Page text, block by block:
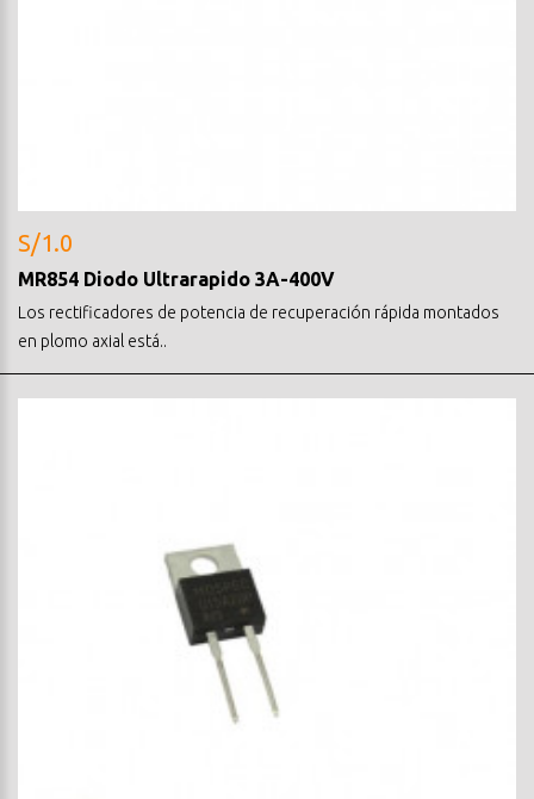
S/1.0
MR854 Diodo Ultrarapido 3A-400V
Los rectificadores de potencia de recuperación rápida montados
en plomo axial está..